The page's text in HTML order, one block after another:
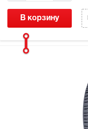
В корзину